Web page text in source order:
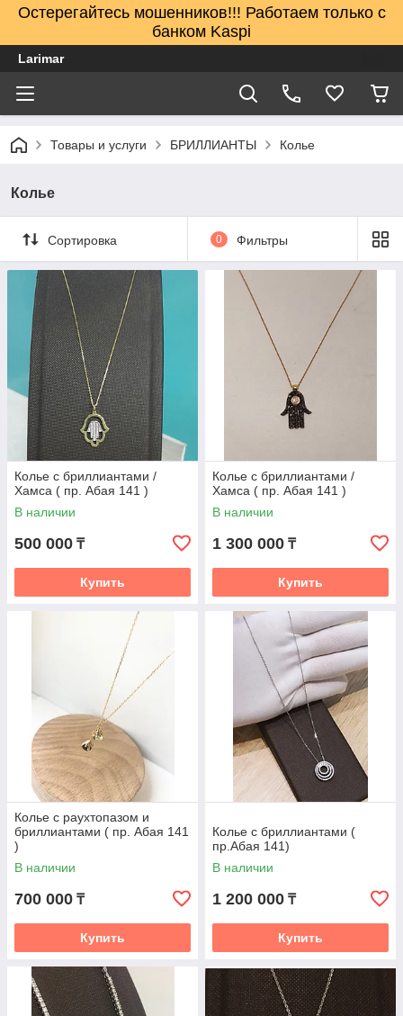
Остерегайтесь мошенников!!! Работаем только с
банком Kaspi
Larimar
Товары и услуги БРИЛЛИАНТЫ Колье
Колье
Сортировка 0 Фильтры
Колье с бриллиантами /
Хамса ( пр. Абая 141 )
В наличии
500 000 ₸
Купить
Колье с бриллиантами /
Хамса ( пр. Абая 141 )
В наличии
1 300 000 ₸
Купить
Колье с раухтопазом и
бриллиантами ( пр. Абая 141
)
В наличии
700 000 ₸
Купить
Колье с бриллиантами (
пр.Абая 141)
В наличии
1 200 000 ₸
Купить